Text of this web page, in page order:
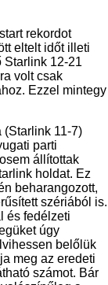
rekordot
eltelt időt illeti
Starlink 12-21
volt csak
Ezzel mintegy
11-7)
parti
állítottak
holdat. Ez
beharangozott,
szériából is.
és fedélzeti
úgy
belőlük
meg az eredeti
számot. Bár